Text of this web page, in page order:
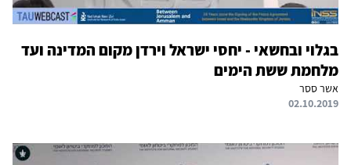
בגלוי ובחשאי - יחסי ישראל וירדן מקום המדינה ועד
מלחמת ששת הימים
אשר ססר
02.10.2019